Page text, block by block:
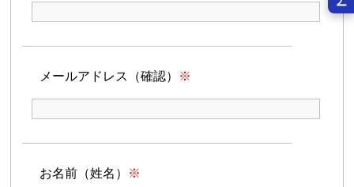
メールアドレス（確認） ※
お名前（姓名） ※